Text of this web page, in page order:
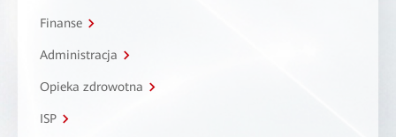
Finanse
Administracja
Opieka zdrowotna
ISP